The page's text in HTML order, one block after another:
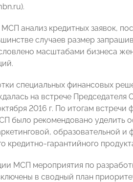
анализ кредитных заявок,
случаев размер
масштабами бизнеса
специальных финансовых
на встрече
2016 г. По итогам встречи
было рекомендовано уделить
образовательной и
кредитно-гарантийного
МСП мероприятия по
в сводный план